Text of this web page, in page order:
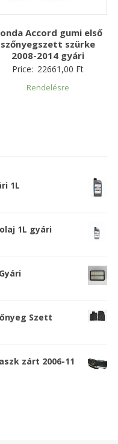
Accord gumi első
szőnyegszett szürke
2008-2014 gyári
Price: 22661,00 Ft
Rendelésre
1L
1L gyári
Szett
zárt 2006-11